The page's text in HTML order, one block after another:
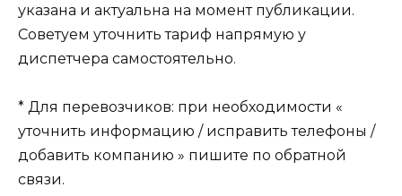
указана и актуальна на момент публикации.
Советуем уточнить тариф напрямую у
диспетчера самостоятельно.
* Для перевозчиков: при необходимости «
уточнить информацию / исправить телефоны /
добавить компанию » пишите по обратной
связи.